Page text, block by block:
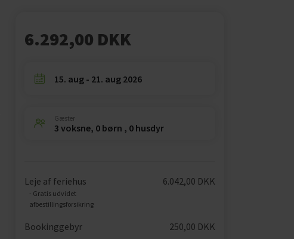
6.292,00 DKK
15. aug - 21. aug 2026
Gæster
3 voksne, 0 børn , 0 husdyr
Leje af feriehus
- Gratis udvidet
afbestillingsforsikring
6.042,00 DKK
Bookinggebyr 250,00 DKK